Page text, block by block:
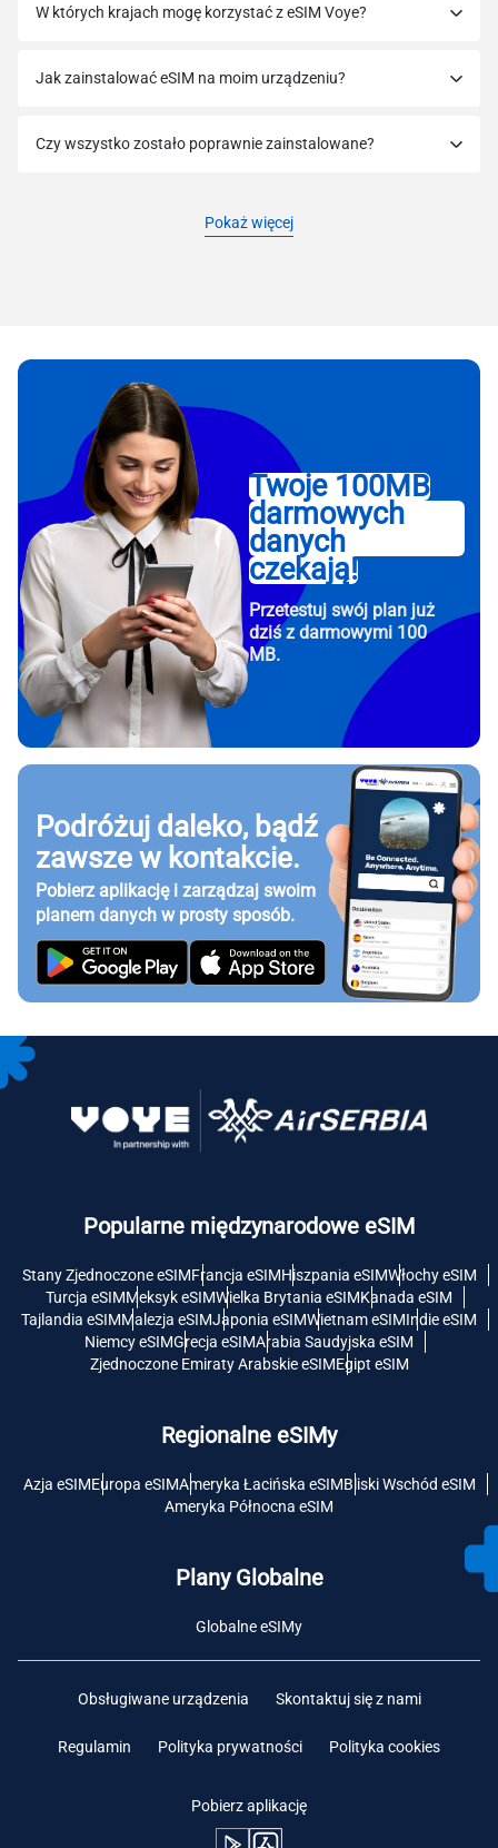
W których krajach mogę korzystać z eSIM Voye?
Jak zainstalować eSIM na moim urządzeniu?
Czy wszystko zostało poprawnie zainstalowane?
Pokaż więcej
Twoje 100MB
darmowych
danych
czekają!
Przetestuj swój plan już
dziś z darmowymi 100
MB.
Podróżuj daleko, bądź
zawsze w kontakcie.
Pobierz aplikację i zarządzaj swoim
planem danych w prosty sposób.
Popularne międzynarodowe eSIM
Stany Zjednoczone eSIMFrancja eSIMHiszpania eSIMWłochy eSIM
Turcja eSIMMeksyk eSIMWielka Brytania eSIMKanada eSIM
Tajlandia eSIMMalezja eSIMJaponia eSIMWietnam eSIMIndie eSIM
Niemcy eSIMGrecja eSIMArabia Saudyjska eSIM
Zjednoczone Emiraty Arabskie eSIMEgipt eSIM
Regionalne eSIMy
Azja eSIMEuropa eSIMAmeryka Łacińska eSIMBliski Wschód eSIM
Ameryka Północna eSIM
Plany Globalne
Globalne eSIMy
Obsługiwane urządzenia Skontaktuj się z nami
Regulamin Polityka prywatności Polityka cookies
Pobierz aplikację